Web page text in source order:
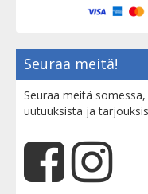
Seuraa meitä!
Seuraa meitä
uutuuksista ja